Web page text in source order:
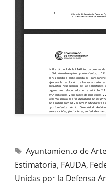
Ayuntamiento de
Estimatoria, FAUDA,
Unidas por la Defensa